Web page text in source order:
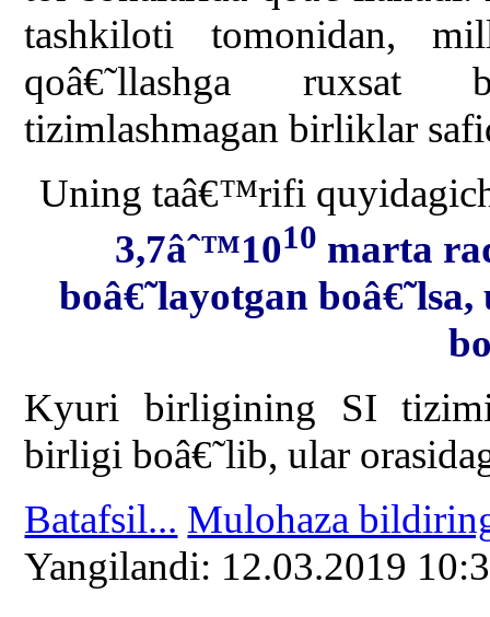
tashkiloti tomonidan,
qoâ€˜llashga ruxsat
tizimlashmagan birliklar
Uning taâ€™rifi
3,7âˆ™1010 marta
boâ€˜layotgan
Kyuri birligining SI
birligi boâ€˜lib, ular
Batafsil... Mulohaza
Yangilаndi: 12.03.2019